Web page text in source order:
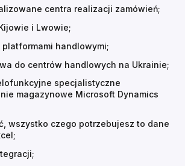
centra realizacji zamówień;
i Lwowie;
platformami handlowymi;
do centrów handlowych na Ukrainie;
specjalistyczne
magazynowe Microsoft Dynamics
wszystko czego potrzebujesz to dane